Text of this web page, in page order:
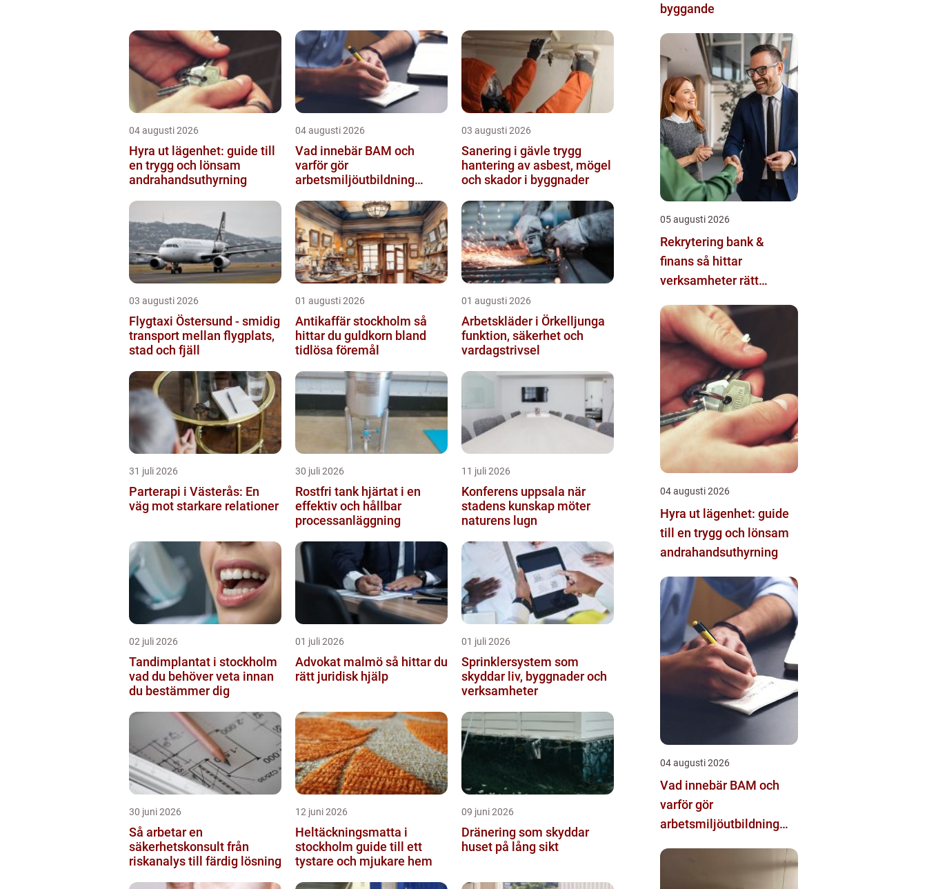
04 augusti 2026
Hyra ut lägenhet: guide till
en trygg och lönsam
andrahandsuthyrning
04 augusti 2026
Vad innebär BAM och
varför gör
arbetsmiljöutbildning
03 augusti 2026
Sanering i gävle trygg
hantering av asbest, mögel
och skador i byggnader
03 augusti 2026
Flygtaxi Östersund - smidig
transport mellan flygplats,
stad och fjäll
01 augusti 2026
Antikaffär stockholm så
hittar du guldkorn bland
tidlösa föremål
01 augusti 2026
Arbetskläder i Örkelljunga
funktion, säkerhet och
vardagstrivsel
31 juli 2026
Parterapi i Västerås: En
väg mot starkare relationer
30 juli 2026
Rostfri tank hjärtat i en
effektiv och hållbar
processanläggning
11 juli 2026
Konferens uppsala när
stadens kunskap möter
naturens lugn
02 juli 2026
Tandimplantat i stockholm
vad du behöver veta innan
du bestämmer dig
01 juli 2026
Advokat malmö så hittar du
rätt juridisk hjälp
01 juli 2026
Sprinklersystem som
skyddar liv, byggnader och
verksamheter
30 juni 2026
Så arbetar en
säkerhetskonsult från
riskanalys till färdig lösning
12 juni 2026
Heltäckningsmatta i
stockholm guide till ett
tystare och mjukare hem
09 juni 2026
Dränering som skyddar
huset på lång sikt
byggande
05 augusti 2026
Rekrytering bank &
finans så hittar
verksamheter rätt
värld
04 augusti 2026
Hyra ut lägenhet: guide
till en trygg och lönsam
andrahandsuthyrning
04 augusti 2026
Vad innebär BAM och
varför gör
arbetsmiljöutbildning